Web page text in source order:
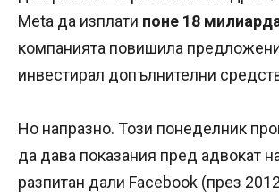
Meta да изплати поне 18
компанията повишила
инвестирал допълнителни
Но напразно. Този понеделник
да дава показания пред адвокат
разпитан дали Facebook (през